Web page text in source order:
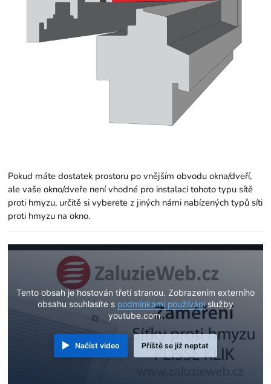
Pokud máte dostatek prostoru po vnějším obvodu okna/dveří,
ale vaše okno/dveře není vhodné pro instalaci tohoto typu sítě
proti hmyzu, určitě si vyberete z jiných námi nabízenýchtypů síti
proti hmyzu na okno.
Tento obsah je hostován třetí stranou. Zobrazením externího
obsahu souhlasíte s podmínkami používáníslužby
youtube.com.
Načíst video Příště se již neptat